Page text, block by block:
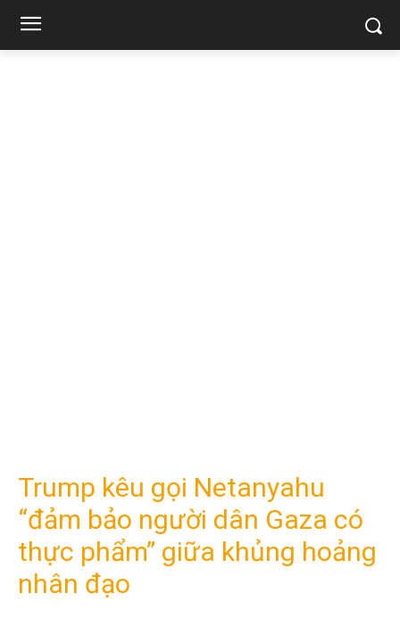
Trump kêu gọi Netanyahu
“đảm bảo người dân Gaza có
thực phẩm” giữa khủng hoảng
nhân đạo